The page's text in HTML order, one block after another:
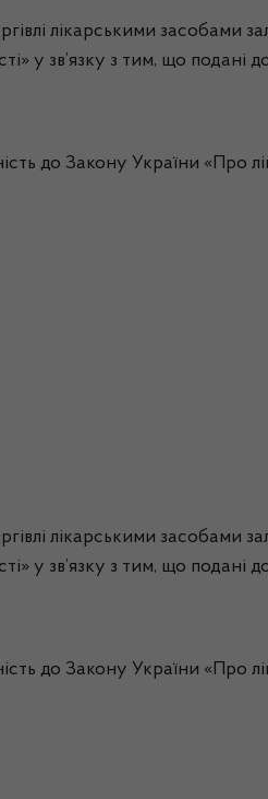
лікарськими засобами
у зв’язку з тим, що
до Закону України «Про
лікарськими засобами
у зв’язку з тим, що
до Закону України «Про